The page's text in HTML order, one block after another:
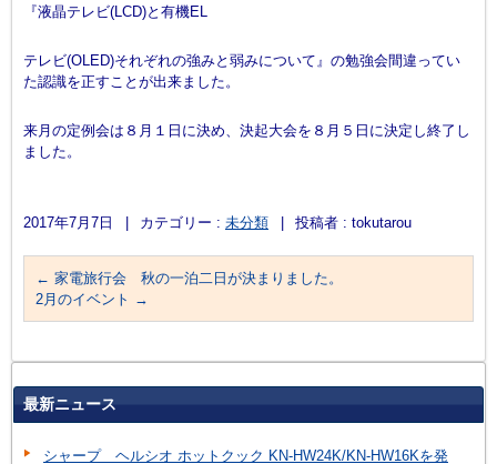
『液晶テレビ(LCD)と有機EL
テレビ(OLED)それぞれの強みと弱みについて』の勉強会間違ってい
た認識を正すことが出来ました。
来月の定例会は８月１日に決め、決起大会を８月５日に決定し終了し
ました。
2017年7月7日 カテゴリー : 未分類 投稿者 : tokutarou
← 家電旅行会 秋の一泊二日が決まりました。
2月のイベント →
最新ニュース
シャープ ヘルシオ ホットクック KN-HW24K/KN-HW16Kを発